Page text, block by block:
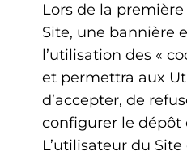
Lors de la
Site, une bannière
l’utilisation des «
et permettra aux
d’accepter, de
configurer le dépôt
L’utilisateur du Site